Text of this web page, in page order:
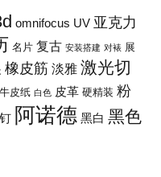
omnifocus UV 亚克力
名片 复古 安装搭建 对裱 展
橡皮筋 淡雅 激光切
牛皮纸 白色 皮革 硬精装 粉
阿诺德 黑白 黑色